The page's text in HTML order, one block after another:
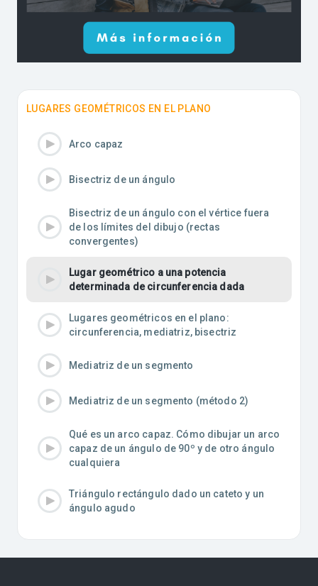
LUGARES GEOMÉTRICOS EN EL PLANO
Arco capaz
Bisectriz de un ángulo
Bisectriz de un ángulo con el vértice fuera
de los límites del dibujo (rectas
convergentes)
Lugar geométrico a una potencia
determinada de circunferencia dada
Lugares geométricos en el plano:
circunferencia, mediatriz, bisectriz
Mediatriz de un segmento
Mediatriz de un segmento (método 2)
Qué es un arco capaz. Cómo dibujar un arco
capaz de un ángulo de 90º y de otro ángulo
cualquiera
Triángulo rectángulo dado un cateto y un
ángulo agudo